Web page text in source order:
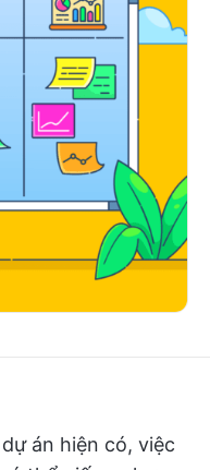
án hiện có, việc